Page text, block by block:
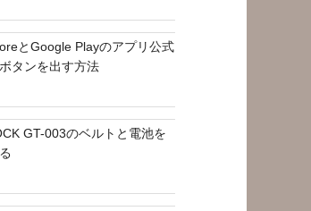
とGoogle Playのアプリ公式
タンを出す方法
GT-003のベルトと電池を